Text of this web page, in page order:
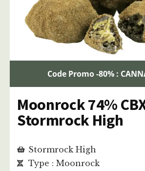
Code Promo -80% :
Moonrock 74%
Stormrock High
Stormrock High
Type : Moonrock